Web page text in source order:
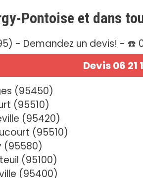
Pontoise et dans
- Demandez un devis! - ☎️
Devis 06 21
(95450)
(95510)
(95420)
(95510)
(95580)
(95100)
(95400)